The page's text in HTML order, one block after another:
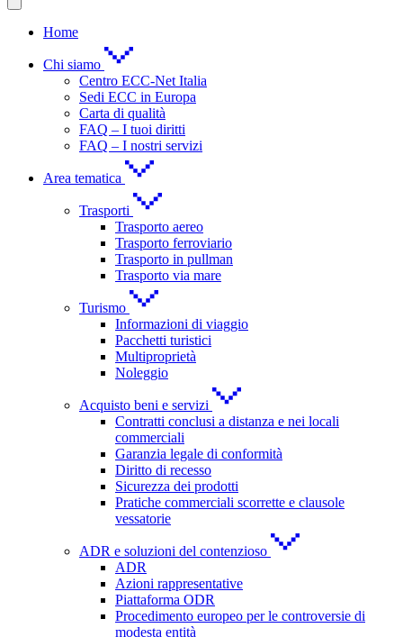
Home
Chi siamo
Centro ECC-Net Italia
Sedi ECC in Europa
Carta di qualità
FAQ – I tuoi diritti
FAQ – I nostri servizi
Area tematica
Trasporti
Trasporto aereo
Trasporto ferroviario
Trasporto in pullman
Trasporto via mare
Turismo
Informazioni di viaggio
Pacchetti turistici
Multiproprietà
Noleggio
Acquisto beni e servizi
Contratti conclusi a distanza e nei locali
commerciali
Garanzia legale di conformità
Diritto di recesso
Sicurezza dei prodotti
Pratiche commerciali scorrette e clausole
vessatorie
ADR e soluzioni del contenzioso
ADR
Azioni rappresentative
Piattaforma ODR
Procedimento europeo per le controversie di
modesta entità